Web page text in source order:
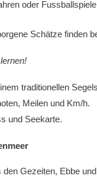
oder
Schätze finden
traditionellen
Meilen und Km/h.
und Seekarte.
den Gezeiten, Ebbe